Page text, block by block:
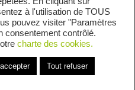
de Avenue
à l'utilisation de TOUS
pouvez visiter "Paramètres
consentement contrôlé.
charte des cookies.
Tout refuser